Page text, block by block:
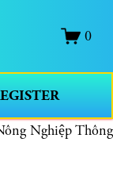
0
Nghiệp Thông